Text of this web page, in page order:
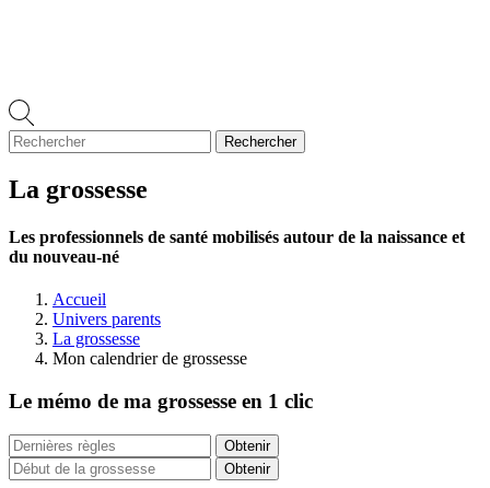
La grossesse
Les professionnels de santé mobilisés autour de la naissance et
du nouveau-né
Accueil
Univers parents
La grossesse
Mon calendrier de grossesse
Le mémo de ma grossesse en 1 clic
Obtenir
Obtenir